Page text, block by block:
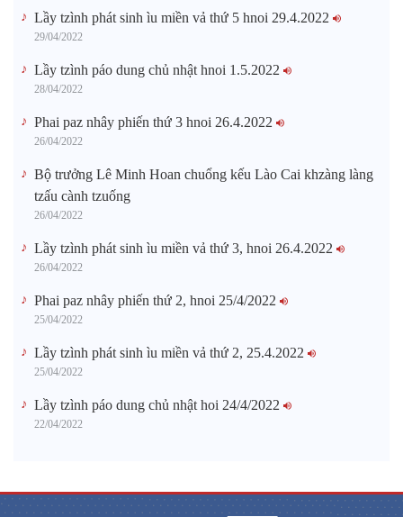
Lầy tzình phát sinh ìu miền vả thứ 5 hnoi 29.4.2022
29/04/2022
Lầy tzình páo dung chủ nhật hnoi 1.5.2022
28/04/2022
Phai paz nhây phiến thứ 3 hnoi 26.4.2022
26/04/2022
Bộ trưởng Lê Minh Hoan chuổng kếu Lào Cai khzàng làng
tzấu cành tzuống​
26/04/2022
Lầy tzình phát sinh ìu miền vả thứ 3, hnoi 26.4.2022
26/04/2022
Phai paz nhây phiến thứ 2, hnoi 25/4/2022
25/04/2022
Lầy tzình phát sinh ìu miền vả thứ 2, 25.4.2022
25/04/2022
Lầy tzình páo dung chủ nhật hoi 24/4/2022
22/04/2022